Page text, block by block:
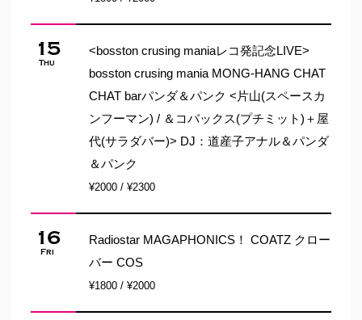
15
Thu
<bosston crusing maniaレコ発記念LIVE>
bosston crusing mania MONG-HANG CHAT
CHAT barパンダ＆パンク <片山(スペースカ
ンフーマン) / ＆コバックス(プチミット)＋屋
代(サラダバー)> DJ：道産子アナル＆パンダ
＆パンク
¥2000 / ¥2300
16
Fri
Radiostar MAGAPHONICS！ COATZ クロー
バー COS
¥1800 / ¥2000